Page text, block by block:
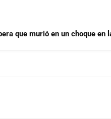
que murió en un choque en